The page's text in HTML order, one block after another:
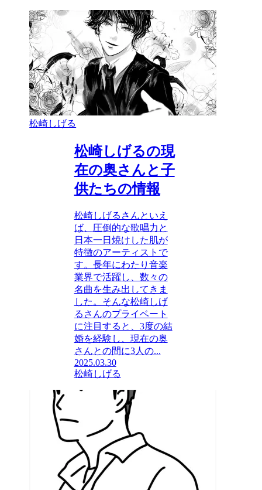
松崎しげる
松崎しげるの現
在の奥さんと子
供たちの情報
松崎しげるさんといえ
ば、圧倒的な歌唱力と
日本一日焼けした肌が
特徴のアーティストで
す。長年にわたり音楽
業界で活躍し、数々の
名曲を生み出してきま
した。そんな松崎しげ
るさんのプライベート
に注目すると、3度の結
婚を経験し、現在の奥
さんとの間に3人の...
2025.03.30
松崎しげる